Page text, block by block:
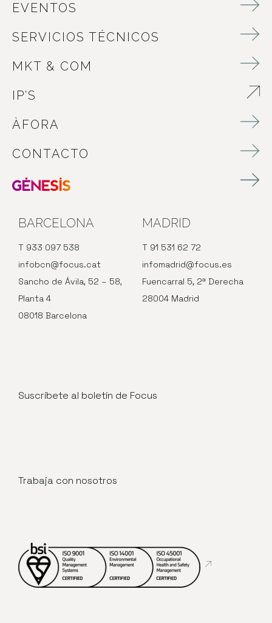
EVENTOS
SERVICIOS TÉCNICOS
MKT & COM
IP’S
ÀFORA
CONTACTO
BARCELONA
T 933 097 538
infobcn@focus.cat
Sancho de Ávila, 52 – 58,
Planta 4
08018 Barcelona
MADRID
T 91 531 62 72
infomadrid@focus.es
Fuencarral 5, 2ª Derecha
28004 Madrid
Suscríbete al boletín de Focus
Trabaja con nosotros